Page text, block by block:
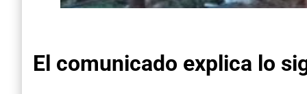
El comunicado explica lo